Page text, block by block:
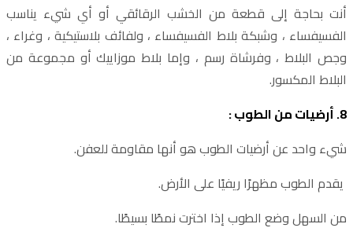
أنت بحاجة إلى قطعة من الخشب الرقائقي أو أي شيء يناسب
الفسيفساء ، وشبكة بلاط الفسيفساء ، ولفائف بلاستيكية ، وغراء ،
وجص البلاط ، وفرشاة رسم ، وإما بلاط موزاييك أو مجموعة من
البلاط المكسور.
8. أرضيات من الطوب :
شيء واحد عن أرضيات الطوب هو أنها مقاومة للعفن.
يقدم الطوب مظهرًا ريفيًا على الأرض.
من السهل وضع الطوب إذا اخترت نمطًا بسيطًا.